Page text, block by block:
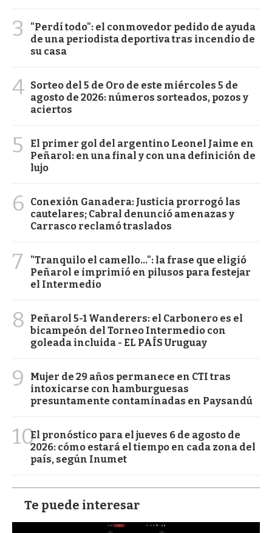
3
"Perdí todo": el conmovedor pedido de ayuda
de una periodista deportiva tras incendio de
su casa
4 Sorteo del 5 de Oro de este miércoles 5 de
agosto de 2026: números sorteados, pozos y
aciertos
5
El primer gol del argentino Leonel Jaime en
Peñarol: en una final y con una definición de
lujo
6
Conexión Ganadera: Justicia prorrogó las
cautelares; Cabral denunció amenazas y
Carrasco reclamó traslados
7
"Tranquilo el camello...": la frase que eligió
Peñarol e imprimió en pilusos para festejar
el Intermedio
8
Peñarol 5-1 Wanderers: el Carbonero es el
bicampeón del Torneo Intermedio con
goleada incluida - EL PAÍS Uruguay
9
Mujer de 29 años permanece en CTI tras
intoxicarse con hamburguesas
presuntamente contaminadas en Paysandú
10El pronóstico para el jueves 6 de agosto de
2026: cómo estará el tiempo en cada zona del
país, según Inumet
Te puede interesar